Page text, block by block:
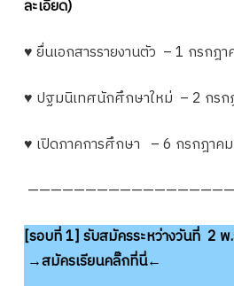
ละเอียด)
♥ ยื่นเอกสารรายงานตัว – 1 กรกฎ
♥ ปฐมนิเทศนักศึกษาใหม่ – 2 กรก
♥ เปิดภาคการศึกษา – 6 กรกฎาค
[รอบที่ 1] รับสมัครระหว่างวันที่ 2
→สมัครเรียนคลิ๊กที่นี่←